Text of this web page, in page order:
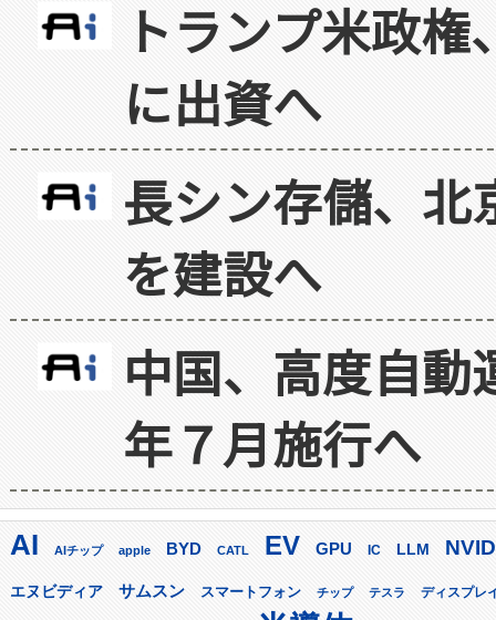
トランプ米政
に出資へ
長シン存儲、北
を建設へ
中国、高度自
年７月施行へ
AI AIチップ apple BYD CATL EV GPU IC LLM
エヌビディア サムスン スマートフォン チップ テスラ ディスプレ